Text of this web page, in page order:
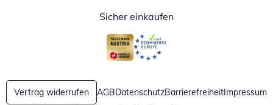
Sicher einkaufen
Öffnet in neuem Fenster
Öffnet in neuem Fenster
Vertrag widerrufen AGBDatenschutzBarrierefreiheitImpressum